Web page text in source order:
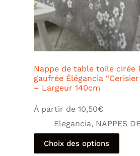
Nappe de table toile cirée
gaufrée Élégancia
– Largeur 140cm
À partir de 10,50€
Elegancia, NAPPES
Choix des options